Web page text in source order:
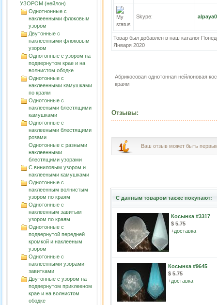
УЗОРОМ (нейлон)
Однотнонные с
наклеенными флоковым
узором
Двутонные с
наклеенными флоковым
узором
Однотонные с узором на
подвернутом крае и на
волнистом ободке
Однотонные с
наклеенными камушками
по краям
Однотонные с
наклееными блестящими
камушками
Однотонные с
наклееными блестящими
розами
Однотонные с разными
наклеенными
блестящими узорами
С виниловым узором и
наклееными камушками
Однотонные с
наклеенным волнистым
узорoм по краям
Однотонные с
наклеенным завитым
узорoм по краям
Однотонные с
подвернутой передней
кромкой и наклееным
узором
Однотонные с
наклеенными узорами-
завитками
Двутонные с узором на
подвернутом приклееном
крае и на волнистом
ободке
Skype:
Товар был добавлен в наш каталог
Января 2020
Абрикосовая однотонная нейлоновая
краям
Отзывы:
Ваш отзыв может быть
С данным товаром также покупают:
Косынка #3317
$ 5.75
+доставка
Косынка #9645
$ 5.75
+доставка